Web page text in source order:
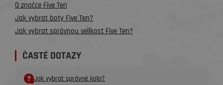
O značce Five Ten
Jak vybrat boty Five Ten?
Jak vybrat správnou velikost Five Ten?
ČASTÉ DOTAZY
Jak vybrat správné kolo?